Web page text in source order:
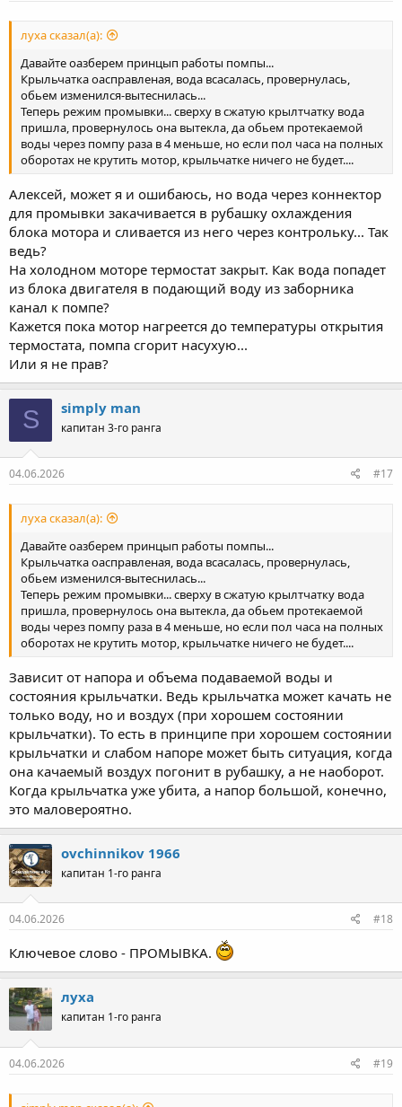
луха сказал(а):
Давайте оазберем принцып работы помпы...
Крыльчатка оасправленая, вода всасалась, провернулась,
обьем изменился-вытеснилась...
Теперь режим промывки... сверху в сжатую крылтчатку вода
пришла, провернулось она вытекла, да обьем протекаемой
воды через помпу раза в 4 меньше, но если пол часа на полных
оборотах не крутить мотор, крыльчатке ничего не будет....
Алексей, может я и ошибаюсь, но вода через коннектор
для промывки закачивается в рубашку охлаждения
блока мотора и сливается из него через контрольку... Так
ведь?
На холодном моторе термостат закрыт. Как вода попадет
из блока двигателя в подающий воду из заборника
канал к помпе?
Кажется пока мотор нагреется до температуры открытия
термостата, помпа сгорит насухую...
Или я не прав?
S simply man
капитан 3-го ранга
04.06.2026 #17
луха сказал(а):
Давайте оазберем принцып работы помпы...
Крыльчатка оасправленая, вода всасалась, провернулась,
обьем изменился-вытеснилась...
Теперь режим промывки... сверху в сжатую крылтчатку вода
пришла, провернулось она вытекла, да обьем протекаемой
воды через помпу раза в 4 меньше, но если пол часа на полных
оборотах не крутить мотор, крыльчатке ничего не будет....
Зависит от напора и объема подаваемой воды и
состояния крыльчатки. Ведь крыльчатка может качать не
только воду, но и воздух (при хорошем состоянии
крыльчатки). То есть в принципе при хорошем состоянии
крыльчатки и слабом напоре может быть ситуация, когда
она качаемый воздух погонит в рубашку, а не наоборот.
Когда крыльчатка уже убита, а напор большой, конечно,
это маловероятно.
ovchinnikov 1966
капитан 1-го ранга
04.06.2026 #18
Ключевое слово - ПРОМЫВКА.
луха
капитан 1-го ранга
04.06.2026 #19